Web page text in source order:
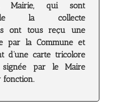
Mairie, qui sont
de la collecte
ont tous reçu une
par la Commune et
d’une carte tricolore
signée par le Maire